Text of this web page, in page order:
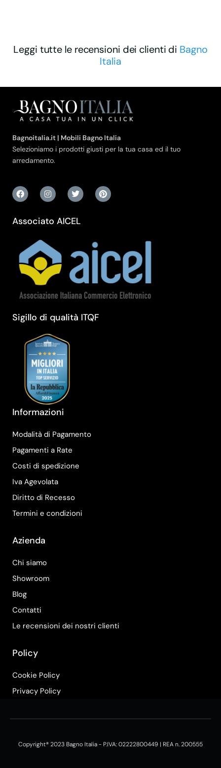
Leggi tutte le recensioni dei clienti di Bagno
Italia
Bagnoitalia.it | Mobili Bagno Italia
Selezioniamo i prodotti giusti per la tua casa ed il tuo
arredamento.
Associato AICEL
Sigillo di qualità ITQF
Informazioni
Modalità di Pagamento
Pagamenti a Rate
Costi di spedizione
Iva Agevolata
Diritto di Recesso
Termini e condizioni
Azienda
Chi siamo
Showroom
Blog
Contatti
Le recensioni dei nostri clienti
Policy
Cookie Policy
Privacy Policy
Copyright® 2023 Bagno Italia - P.IVA: 02222800449 | REA n. 200555